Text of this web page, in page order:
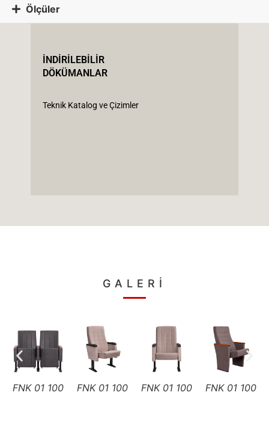
Ölçüler
İNDİRİLEBİLİR
DÖKÜMANLAR
Teknik Katalog ve Çizimler
GALERİ
FNK 01 100 FNK 01 100 FNK 01 100 FNK 01 100